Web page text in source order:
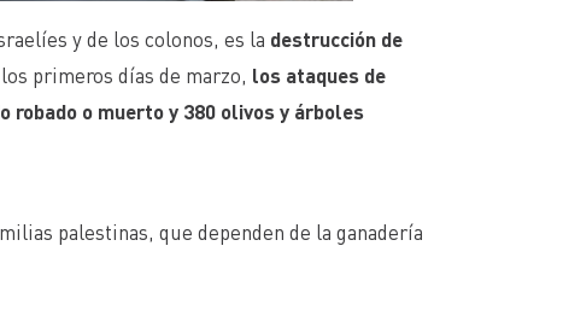
y de los colonos, es la destrucción de
los primeros días de marzo, los ataques de
robado o muerto y 380 olivos y árboles
palestinas, que dependen de la ganadería